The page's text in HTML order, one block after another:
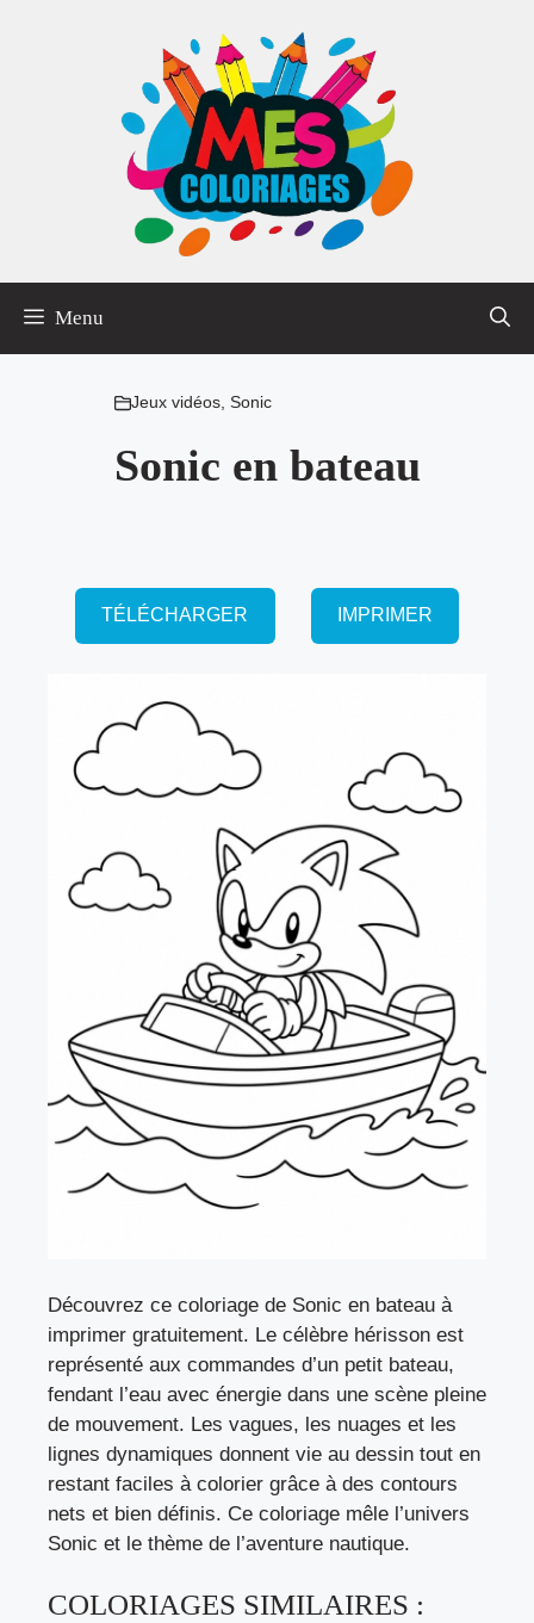
Menu
Jeux vidéos, Sonic
Sonic en bateau
TÉLÉCHARGER IMPRIMER
Découvrez ce coloriage de Sonic en bateau à
imprimer gratuitement. Le célèbre hérisson est
représenté aux commandes d’un petit bateau,
fendant l’eau avec énergie dans une scène pleine
de mouvement. Les vagues, les nuages et les
lignes dynamiques donnent vie au dessin tout en
restant faciles à colorier grâce à des contours
nets et bien définis. Ce coloriage mêle l’univers
Sonic et le thème de l’aventure nautique.
COLORIAGES SIMILAIRES :